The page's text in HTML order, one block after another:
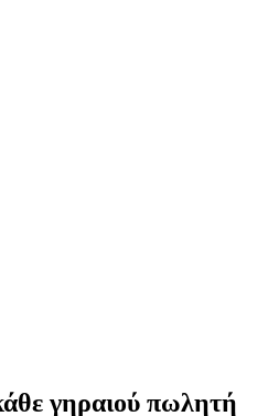
γηραιού πωλητή